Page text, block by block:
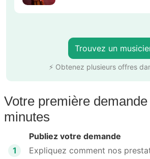
Trouvez un
⚡ Obtenez plusieurs offres
Votre première
minutes
1
Publiez votre demande
Expliquez comment nos